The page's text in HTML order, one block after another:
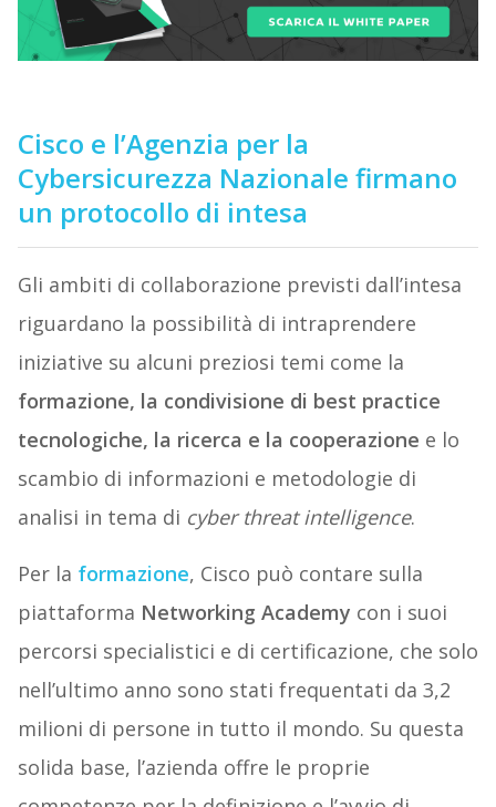
Cisco e l’Agenzia per la
Cybersicurezza Nazionale firmano
un protocollo di intesa
Gli ambiti di collaborazione previsti dall’intesa
riguardano la possibilità di intraprendere
iniziative su alcuni preziosi temi come la
formazione, la condivisione di best practice
tecnologiche, la ricerca e la cooperazione e lo
scambio di informazioni e metodologie di
analisi in tema di cyber threat intelligence.
Per la formazione, Cisco può contare sulla
piattaforma Networking Academy con i suoi
percorsi specialistici e di certificazione, che solo
nell’ultimo anno sono stati frequentati da 3,2
milioni di persone in tutto il mondo. Su questa
solida base, l’azienda offre le proprie